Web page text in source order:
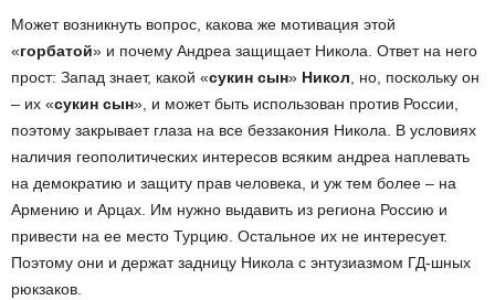
Может возникнуть вопрос, какова же мотивация этой
«горбатой» и почему Андреа защищает Никола. Ответ на него
прост: Запад знает, какой «сукин сын» Никол , но, поскольку он
– их «сукин сын», и может быть использован против России,
поэтому закрывает глаза на все беззакония Никола. В условиях
наличия геополитических интересов всяким андреа наплевать
на демократию и защиту прав человека, и уж тем более – на
Армению и Арцах. Им нужно выдавить из региона Россию и
привести на ее место Турцию. Остальное их не интересует.
Поэтому они и держат задницу Никола с энтузиазмом ГД-шных
рюкзаков.